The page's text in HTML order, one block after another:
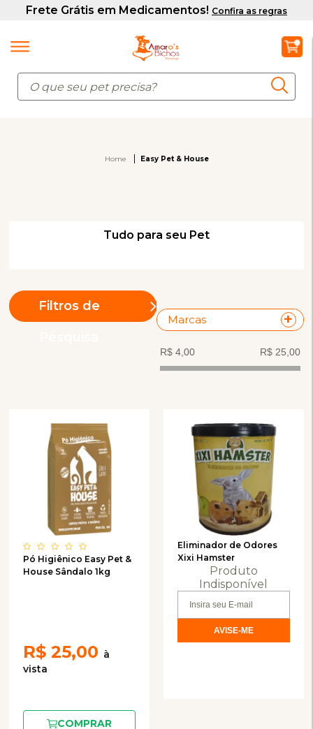
Home Easy Pet & House
Tudo para seu Pet
Filtros de
Marcas
Pó Higiênico Easy Pet &
House Sândalo 1kg
R$ 25,00
COMPRAR
Eliminador de Odores
Xixi Hamster
Produto
Indisponível